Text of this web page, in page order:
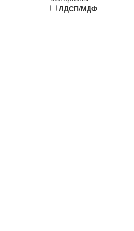
ЛДСП/МДФ